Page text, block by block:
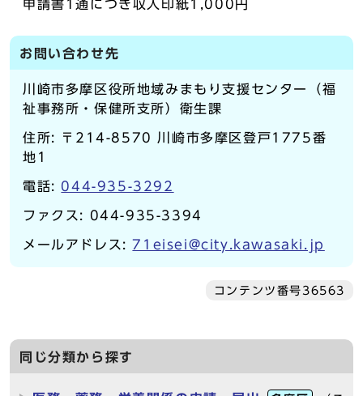
申請書1通につき収入印紙1,000円
お問い合わせ先
川崎市多摩区役所地域みまもり支援センター（福
祉事務所・保健所支所）衛生課
住所: 〒214-8570 川崎市多摩区登戸1775番
地1
電話: 044-935-3292
ファクス: 044-935-3394
メールアドレス:71eisei@city.kawasaki.jp
コンテンツ番号36563
同じ分類から探す